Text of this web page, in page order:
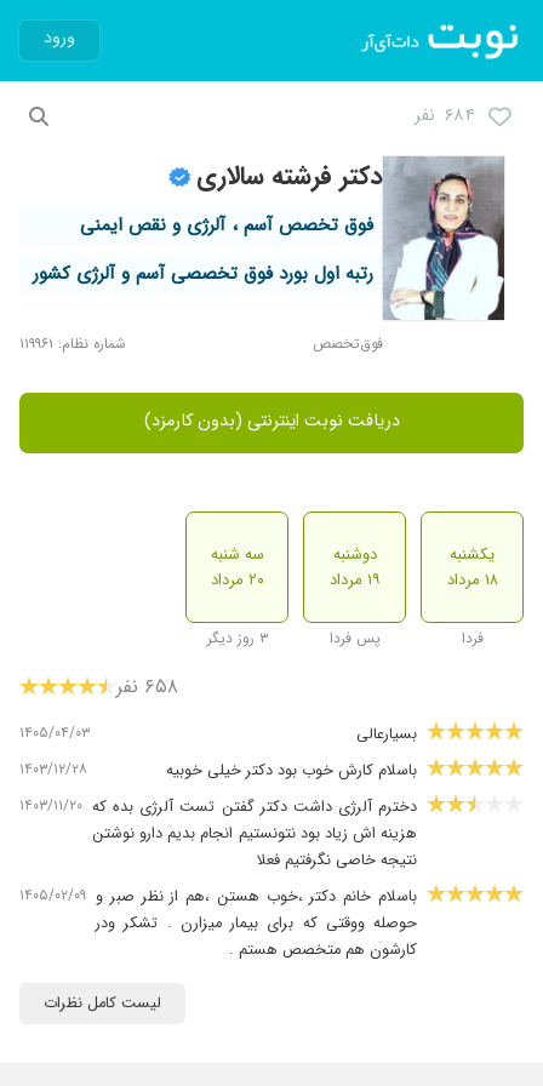
ورود
۶۸۴ نفر
دکتر فرشته سالاری
فوق تخصص آسم ، آلرژی و نقص ایمنی
رتبه اول بورد فوق تخصصی آسم و آلرژی کشور
فوق‌تخصص شماره نظام: ۱۱۹۹۶۱
دریافت نوبت اینترنتی (بدون کارمزد)
یکشنبه
۱۸ مرداد
فردا
دوشنبه
۱۹ مرداد
پس فردا
سه شنبه
۲۰ مرداد
۳ روز دیگر
۶۵۸ نفر
بسیارعالی ۱۴۰۵/۰۴/۰۳
باسلام کارش خوب بود دکتر خیلی خوبیه ۱۴۰۳/۱۲/۲۸
دخترم آلرژی داشت دکتر گفتن تست آلرژی بده که
هزینه اش زیاد بود نتونستیم انجام بدیم دارو نوشتن
نتیجه خاصی نگرفتیم فعلا
۱۴۰۳/۱۱/۲۰
باسلام خانم دکتر ،خوب هستن ،هم از نظر صبر و
حوصله ووقتی که برای بیمار میزارن . تشکر ودر
کارشون هم متخصص هستم .
۱۴۰۵/۰۲/۰۹
کافی برای بیمار میزارن و دقیق بررسی میکنن من
لیست کامل نظرات